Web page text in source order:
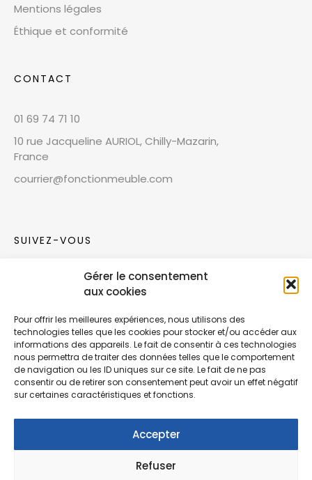
Gérer le consentement
aux cookies
Pour offrir les meilleures expériences, nous utilisons des
technologies telles que les cookies pour stocker et/ou accéder aux
informations des appareils. Le fait de consentir à ces technologies
nous permettra de traiter des données telles que le comportement
de navigation ou les ID uniques sur ce site. Le fait de ne pas
consentir ou de retirer son consentement peut avoir un effet négatif
sur certaines caractéristiques et fonctions.
Accepter
Refuser
Mentions légales
Éthique et conformité
CONTACT
01 69 74 71 10
10 rue Jacqueline AURIOL, Chilly-Mazarin,
France
courrier@fonctionmeuble.com
SUIVEZ-VOUS
Rejoignez notre communauté sur les réseaux
Nouvelles collections, vie de l’équipe ou
inspirations : soyez informés de nos dernières
actualités.
© Copyright Fonction Meuble